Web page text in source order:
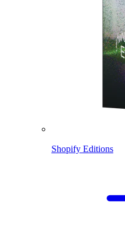
Shopify Editions